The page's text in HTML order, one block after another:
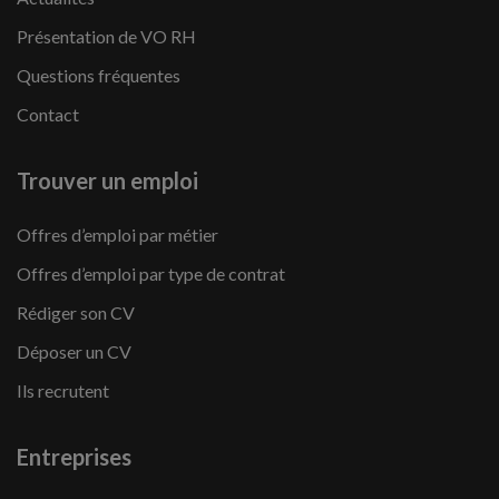
Présentation de VO RH
Questions fréquentes
Contact
Trouver un emploi
Offres d’emploi par métier
Offres d’emploi par type de contrat
Rédiger son CV
Déposer un CV
Ils recrutent
Entreprises